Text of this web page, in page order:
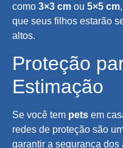
como 3×3 cm ou 5×5 cm
que seus filhos estarão
altos.
Proteção
Estimação
Se você tem pets em
redes de proteção são
garantir a segurança